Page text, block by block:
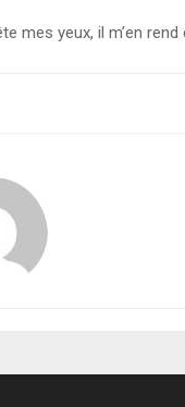
mes yeux, il m’en